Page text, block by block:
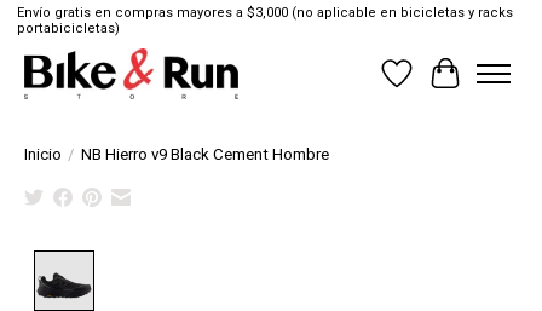
Envío gratis en compras mayores a $3,000 (no aplicable en bicicletas y racks
portabicicletas)
Lista de deseos
Cesta
Inicio / NB Hierro v9 Black Cement Hombre